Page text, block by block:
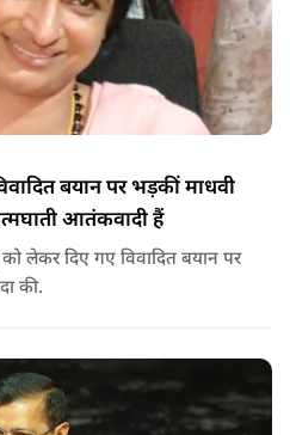
बयान पर भड़कीं माधवी
आतंकवादी हैं
को लेकर दिए गए विवादित बयान पर
की.